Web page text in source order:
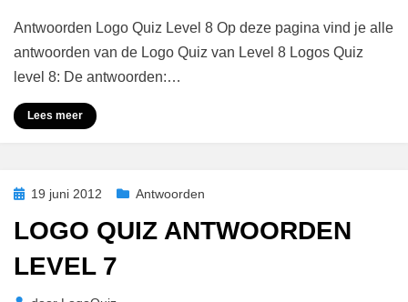
Quiz
Antwoorden
Antwoorden Logo Quiz Level 8 Op deze pagina vind je alle
antwoorden van de Logo Quiz van Level 8 Logos Quiz
level 8: De antwoorden:…
Lees meer
Geplaatst
19 juni 2012 Antwoorden
LOGO QUIZ ANTWOORDEN
LEVEL 7